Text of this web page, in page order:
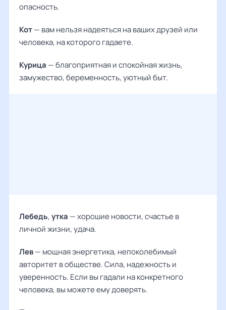
опасность.
Кот— вам нельзя надеяться на ваших друзей или
человека, на которого гадаете.
Курица — благоприятная и спокойная жизнь,
замужество, беременность, уютный быт.
Лебедь,утка — хорошие новости, счастье в
личной жизни, удача.
Лев— мощная энергетика, непоколебимый
авторитет в обществе. Сила, надежность и
уверенность. Если вы гадали на конкретного
человека, вы можете ему доверять.